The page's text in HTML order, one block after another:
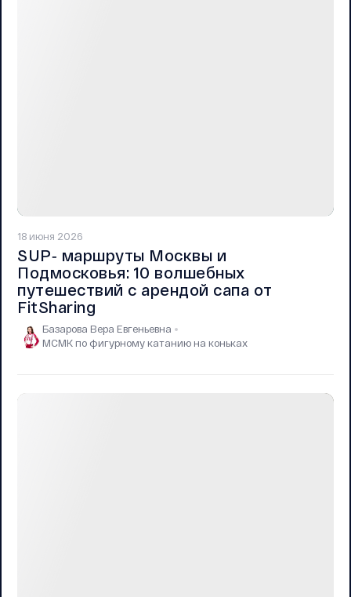
18 июня 2026
SUP‑ маршруты Москвы и
Подмосковья: 10 волшебных
путешествий с арендой сапа от
FitSharing
Базарова Вера Евгеньевна
МСМК по фигурному катанию на коньках